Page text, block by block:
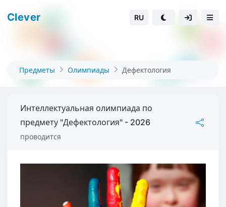
Clever RU
Предметы Олимпиады Дефектология
Интеллектуальная олимпиада по
предмету "Дефектология" - 2026
проводится